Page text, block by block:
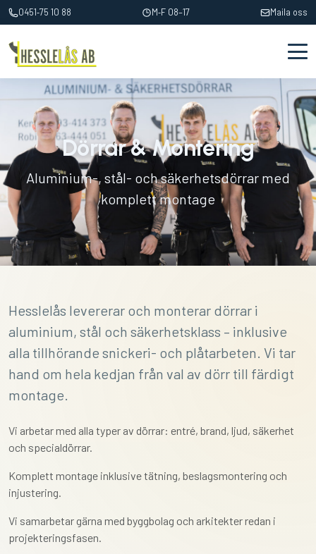
0451‑75 10 88 M‑F 08–17 Maila oss
Dörrar & Montering
Aluminium-, stål- och säkerhetsdörrar med
komplett montage
Hesslelås levererar och monterar dörrar i
aluminium, stål och säkerhetsklass – inklusive
alla tillhörande snickeri- och plåtarbeten. Vi tar
hand om hela kedjan från val av dörr till färdigt
montage.
Vi arbetar med alla typer av dörrar: entré, brand, ljud, säkerhet
och specialdörrar.
Komplett montage inklusive tätning, beslags­montering och
injustering.
Vi samarbetar gärna med byggbolag och arkitekter redan i
projektering­sfasen.